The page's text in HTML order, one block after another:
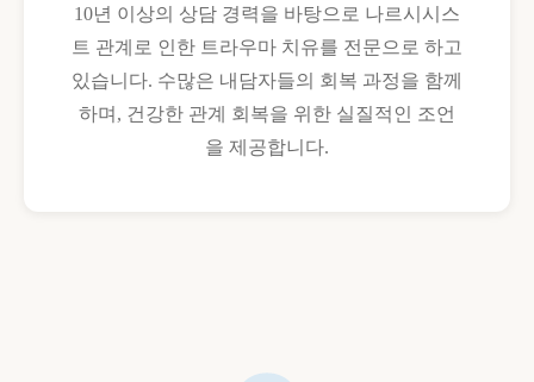
10년 이상의 상담 경력을 바탕으로 나르시시스
트 관계로 인한 트라우마 치유를 전문으로 하고
있습니다. 수많은 내담자들의 회복 과정을 함께
하며, 건강한 관계 회복을 위한 실질적인 조언
을 제공합니다.